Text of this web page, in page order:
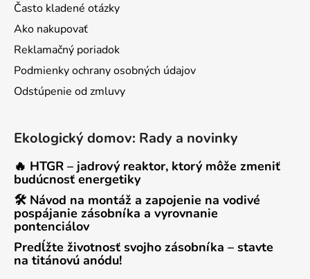
Často kladené otázky
Ako nakupovať
Reklamačný poriadok
Podmienky ochrany osobných údajov
Odstúpenie od zmluvy
Ekologický domov: Rady a novinky
🔥 HTGR – jadrový reaktor, ktorý môže zmeniť
budúcnosť energetiky
🛠 Návod na montáž a zapojenie na vodivé
pospájanie zásobníka a vyrovnanie
pontenciálov
Predĺžte životnosť svojho zásobníka – stavte
na titánovú anódu!